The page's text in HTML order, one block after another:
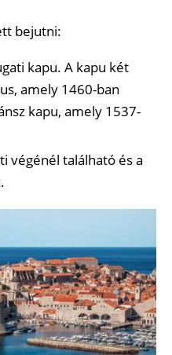
bejutni:
kapu. A kapu két
amely 1460-ban
kapu, amely 1537-
végénél található és a